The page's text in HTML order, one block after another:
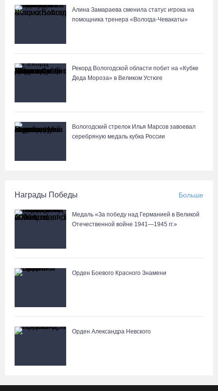
Алина Замараева сменила статус игрока на
помощника тренера «Вологда-Чевакаты»
Рекорд Вологодской области побит на «Кубке
Деда Мороза» в Великом Устюге
Вологодский стрелок Илья Марсов завоевал
серебряную медаль кубка России
Награды Победы Больше
Медаль «За победу над Германией в Великой
Отечественной войне 1941—1945 гг.»
Орден Боевого Красного Знамени
Орден Александра Невского